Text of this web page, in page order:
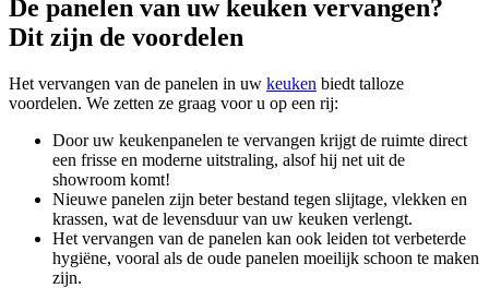
De panelen van uw keuken vervangen?
Dit zijn de voordelen
Het vervangen van de panelen in uw keuken biedt talloze
voordelen. We zetten ze graag voor u op een rij:
Door uw keukenpanelen te vervangen krijgt de ruimte direct
een frisse en moderne uitstraling, alsof hij net uit de
showroom komt!
Nieuwe panelen zijn beter bestand tegen slijtage, vlekken en
krassen, wat de levensduur van uw keuken verlengt.
Het vervangen van de panelen kan ook leiden tot verbeterde
hygiëne, vooral als de oude panelen moeilijk schoon te maken
zijn.